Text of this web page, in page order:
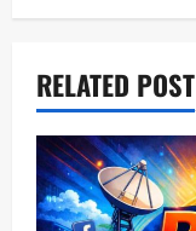
i
o
n
RELATED POST